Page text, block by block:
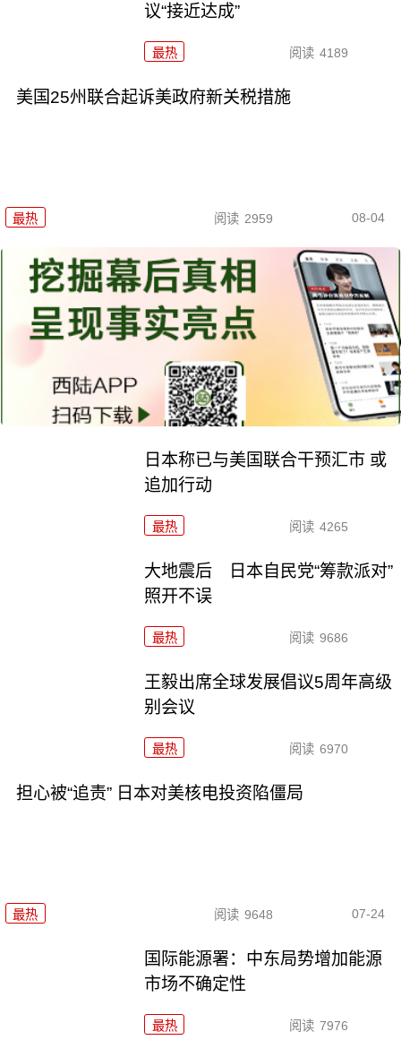
议“接近达成”
最热 阅读 4189
美国25州联合起诉美政府新关税措施
最热 阅读 2959 08-04
日本称已与美国联合干预汇市 或
追加行动
最热 阅读 4265
大地震后 日本自民党“筹款派对”
照开不误
最热 阅读 9686
王毅出席全球发展倡议5周年高级
别会议
最热 阅读 6970
担心被“追责” 日本对美核电投资陷僵局
最热 阅读 9648 07-24
国际能源署：中东局势增加能源
市场不确定性
最热 阅读 7976